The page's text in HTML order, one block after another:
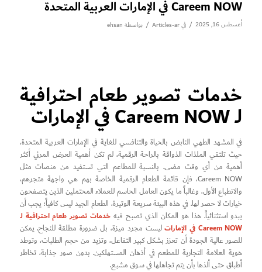
Careem NOW في الإمارات العربية المتحدة
أغسطس 16, 2025 / فيArticles-ar
/ بواسطة ehsan
خدمات تصوير طعام احترافية
لـ Careem NOW في الإمارات
في المشهد الطهي النابض بالحياة والتنافسي للغاية في الإمارات العربية المتحدة،
حيث تلتقي الملذات الذواقة بالراحة الرقمية، لم تكن أهمية العرض المرئي أكثر
أهمية من أي وقت مضى. بالنسبة للمطاعم التي تستفيد من منصات مثل
Careem NOW، فإن قائمة الطعام الرقمية الخاصة بهم هي واجهة متجرهم،
والانطباع الأول، وغالباً ما يكون العامل الحاسم للعملاء المحتملين الذين يتصفحون
خيارات لا حصر لها. في هذه البيئة سريعة الوتيرة، الطعام الجيد ليس كافياً؛ يجب أن
يبدو استثنائياً. هذا هو المكان الذي تصبح فيه خدمات تصوير طعام احترافية لـ
Careem NOW في الإمارات
ليست مجرد ميزة، بل ضرورة مطلقة للنجاح. يمكن
للصور عالية الجودة أن تعزز بشكل كبير التفاعل، وتزيد من حجم الطلبات، وتوطد
هوية العلامة التجارية للمطعم في أذهان المستهلكين. بدون صور جذابة، تخاطر
أطباق حتى ألذها بأن يتم تجاهلها في سوق مشبع.